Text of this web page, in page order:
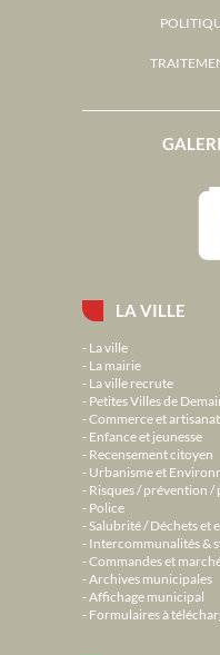
LA VILLE
La ville
La mairie
La ville recrute
Petites Villes de
Commerce et artisanat
Enfance et jeunesse
Recensement citoyen
Urbanisme et
Risques / prévention
Police
Salubrité / Déchets et
Intercommunalités &
Commandes et
Archives municipales
Affichage municipal
Formulaires à